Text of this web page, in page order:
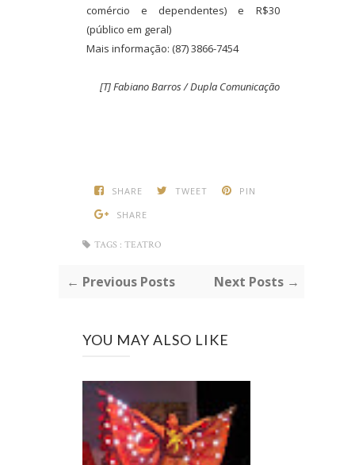
comércio e dependentes) e R$30
(público em geral)
Mais informação: (87) 3866-7454
[T] Fabiano Barros / Dupla Comunicação
SHARE TWEET
PIN
SHARE
TAGS : TEATRO
← Previous Posts Next Posts →
YOU MAY ALSO LIKE